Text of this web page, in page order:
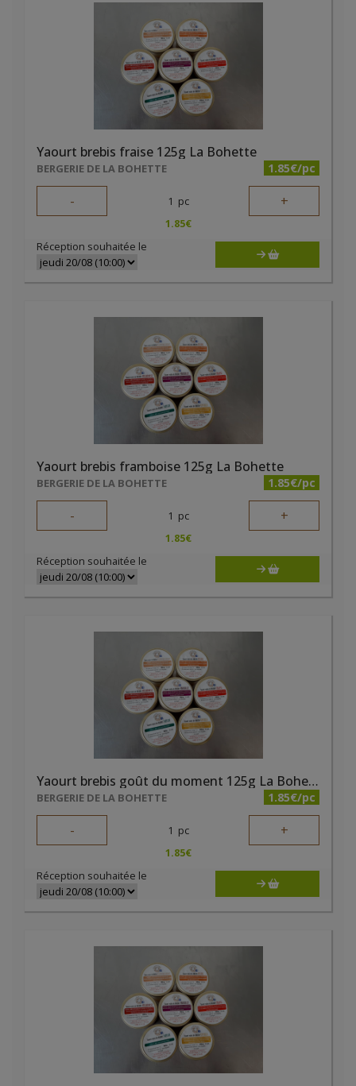
Yaourt brebis fraise 125g La Bohette
BERGERIE DE LA BOHETTE 1.85€/pc
- 1 pc +
1.85€
Réception souhaitée le
Yaourt brebis framboise 125g La Bohette
BERGERIE DE LA BOHETTE 1.85€/pc
- 1 pc +
1.85€
Réception souhaitée le
Yaourt brebis goût du moment 125g La Bohette
BERGERIE DE LA BOHETTE 1.85€/pc
- 1 pc +
1.85€
Réception souhaitée le